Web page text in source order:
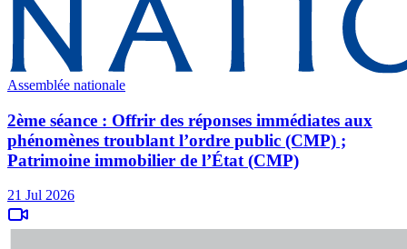
Assemblée nationale
2ème séance : Offrir des réponses immédiates aux
phénomènes troublant l’ordre public (CMP) ;
Patrimoine immobilier de l’État (CMP)
21 Jul 2026